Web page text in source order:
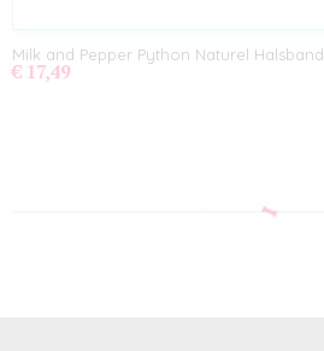
Milk and Pepper Python Naturel Halsband
€ 17,49